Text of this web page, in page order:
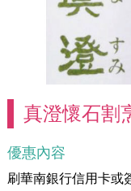
真澄懷石割
優惠內容
刷華南銀行信用卡或